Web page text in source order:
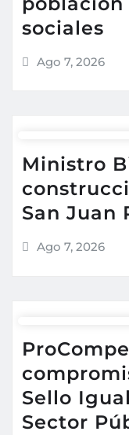
sociales
Ago 7, 2026
Ministro
San Juan
Ago 7, 2026
Sello
Sector